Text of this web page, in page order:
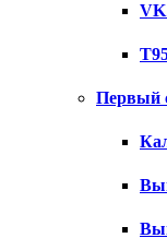
VK
Первый